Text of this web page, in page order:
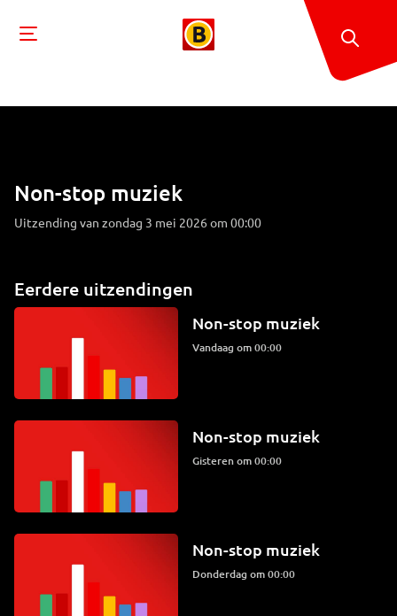
Non-stop muziek
Uitzending van zondag 3 mei 2026 om 00:00
Eerdere uitzendingen
Non-stop muziek
Vandaag om 00:00
Non-stop muziek
Gisteren om 00:00
Non-stop muziek
donderdag om 00:00